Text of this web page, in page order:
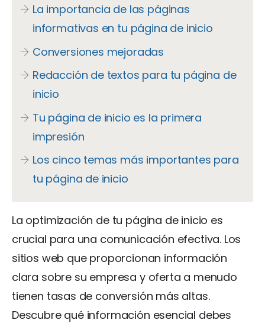
La importancia de las páginas
informativas en tu página de inicio
Conversiones mejoradas
Redacción de textos para tu página de
inicio
Tu página de inicio es la primera
impresión
Los cinco temas más importantes para
tu página de inicio
La optimización de tu página de inicio es
crucial para una comunicación efectiva. Los
sitios web que proporcionan información
clara sobre su empresa y oferta a menudo
tienen tasas de conversión más altas.
Descubre qué información esencial debes